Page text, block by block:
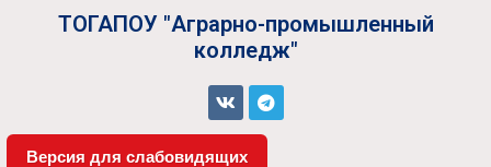
ТОГАПОУ "Аграрно-промышленный
колледж"
Версия для слабовидящих